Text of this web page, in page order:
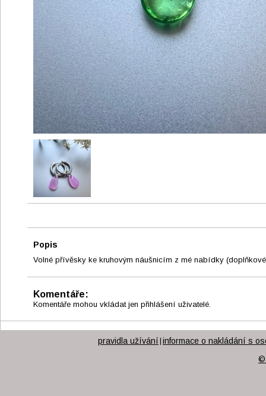
Popis
Volné přívěsky ke kruhovým náušnicím z mé nabídky
Komentáře:
Komentáře mohou vkládat jen přihlášení uživatelé.
pravidla užívání informace o nakládání s
©